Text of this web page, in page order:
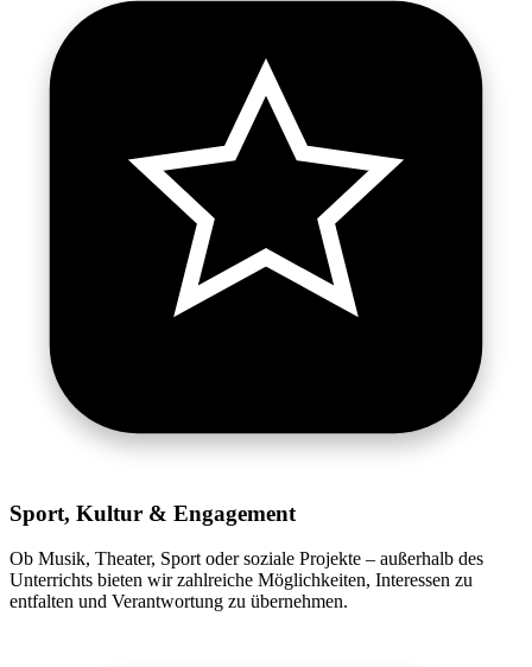
Sport, Kultur & Engagement
Ob Musik, Theater, Sport oder soziale Projekte – außerhalb des
Unterrichts bieten wir zahlreiche Möglichkeiten, Interessen zu
entfalten und Verantwortung zu übernehmen.